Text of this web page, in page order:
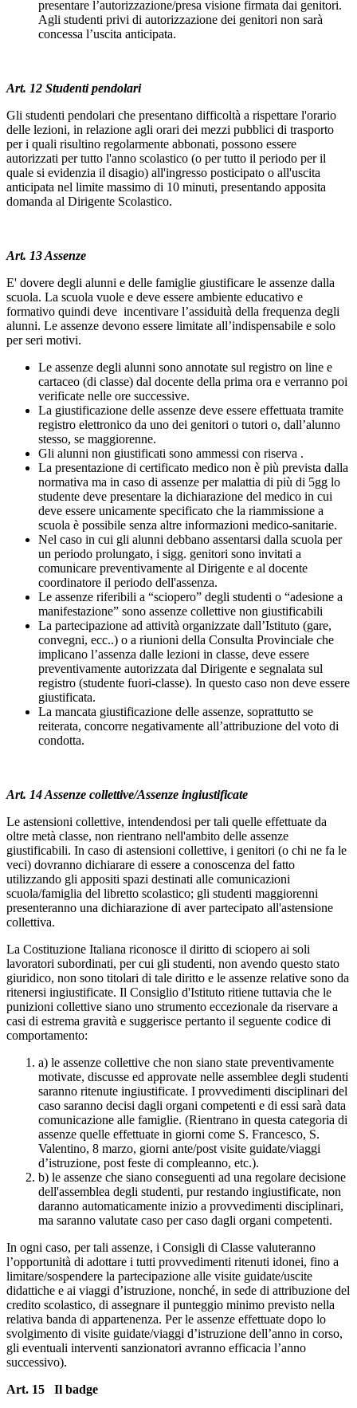
presentare l’autorizzazione/presa visione firmata dai genitori.
Agli studenti privi di autorizzazione dei genitori non sarà
concessa l’uscita anticipata.
Art. 12 Studenti pendolari
Gli studenti pendolari che presentano difficoltà a rispettare l'orario
delle lezioni, in relazione agli orari dei mezzi pubblici di trasporto
per i quali risultino regolarmente abbonati, possono essere
autorizzati per tutto l'anno scolastico (o per tutto il periodo per il
quale si evidenzia il disagio) all'ingresso posticipato o all'uscita
anticipata nel limite massimo di 10 minuti, presentando apposita
domanda al Dirigente Scolastico.
Art. 13 Assenze
E' dovere degli alunni e delle famiglie giustificare le assenze dalla
scuola. La scuola vuole e deve essere ambiente educativo e
formativo quindi deve incentivare l’assiduità della frequenza degli
alunni. Le assenze devono essere limitate all’indispensabile e solo
per seri motivi.
Le assenze degli alunni sono annotate sul registro on line e
cartaceo (di classe) dal docente della prima ora e verranno poi
verificate nelle ore successive.
La giustificazione delle assenze deve essere effettuata tramite
registro elettronico da uno dei genitori o tutori o, dall’alunno
stesso, se maggiorenne.
Gli alunni non giustificati sono ammessi con riserva .
La presentazione di certificato medico non è più prevista dalla
normativa ma in caso di assenze per malattia di più di 5gg lo
studente deve presentare la dichiarazione del medico in cui
deve essere unicamente specificato che la riammissione a
scuola è possibile senza altre informazioni medico-sanitarie.
Nel caso in cui gli alunni debbano assentarsi dalla scuola per
un periodo prolungato, i sigg. genitori sono invitati a
comunicare preventivamente al Dirigente e al docente
coordinatore il periodo dell'assenza.
Le assenze riferibili a “sciopero” degli studenti o “adesione a
manifestazione” sono assenze collettive non giustificabili
La partecipazione ad attività organizzate dall’Istituto (gare,
convegni, ecc..) o a riunioni della Consulta Provinciale che
implicano l’assenza dalle lezioni in classe, deve essere
preventivamente autorizzata dal Dirigente e segnalata sul
registro (studente fuori-classe). In questo caso non deve essere
giustificata.
La mancata giustificazione delle assenze, soprattutto se
reiterata, concorre negativamente all’attribuzione del voto di
condotta.
Art. 14 Assenze collettive/Assenze ingiustificate
Le astensioni collettive, intendendosi per tali quelle effettuate da
oltre metà classe, non rientrano nell'ambito delle assenze
giustificabili. In caso di astensioni collettive, i genitori (o chi ne fa le
veci) dovranno dichiarare di essere a conoscenza del fatto
utilizzando gli appositi spazi destinati alle comunicazioni
scuola/famiglia del libretto scolastico; gli studenti maggiorenni
presenteranno una dichiarazione di aver partecipato all'astensione
collettiva.
La Costituzione Italiana riconosce il diritto di sciopero ai soli
lavoratori subordinati, per cui gli studenti, non avendo questo stato
giuridico, non sono titolari di tale diritto e le assenze relative sono da
ritenersi ingiustificate. Il Consiglio d'Istituto ritiene tuttavia che le
punizioni collettive siano uno strumento eccezionale da riservare a
casi di estrema gravità e suggerisce pertanto il seguente codice di
comportamento:
a) le assenze collettive che non siano state preventivamente
motivate, discusse ed approvate nelle assemblee degli studenti
saranno ritenute ingiustificate. I provvedimenti disciplinari del
caso saranno decisi dagli organi competenti e di essi sarà data
comunicazione alle famiglie. (Rientrano in questa categoria di
assenze quelle effettuate in giorni come S. Francesco, S.
Valentino, 8 marzo, giorni ante/post visite guidate/viaggi
d’istruzione, post feste di compleanno, etc.).
b) le assenze che siano conseguenti ad una regolare decisione
dell'assemblea degli studenti, pur restando ingiustificate, non
daranno automaticamente inizio a provvedimenti disciplinari,
ma saranno valutate caso per caso dagli organi competenti.
In ogni caso, per tali assenze, i Consigli di Classe valuteranno
l’opportunità di adottare i tutti provvedimenti ritenuti idonei, fino a
limitare/sospendere la partecipazione alle visite guidate/uscite
didattiche e ai viaggi d’istruzione, nonché, in sede di attribuzione del
credito scolastico, di assegnare il punteggio minimo previsto nella
relativa banda di appartenenza. Per le assenze effettuate dopo lo
svolgimento di visite guidate/viaggi d’istruzione dell’anno in corso,
gli eventuali interventi sanzionatori avranno efficacia l’anno
successivo).
Art. 15 Il badge